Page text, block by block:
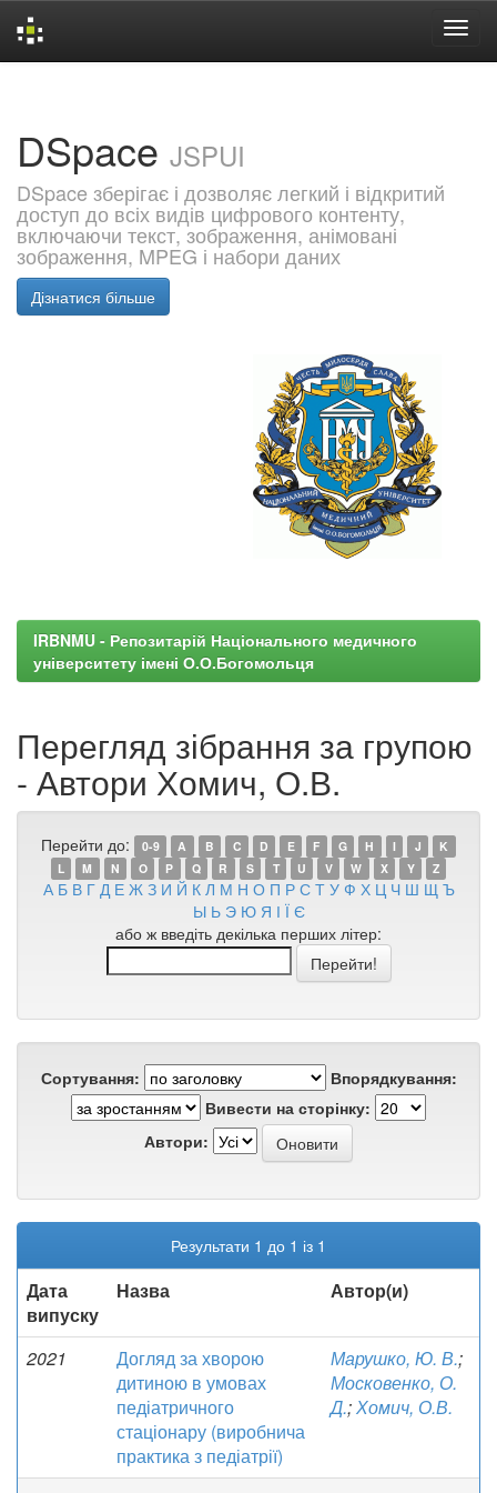
DSpace JSPUI
DSpace зберігає і дозволяє легкий і відкритий
доступ до всіх видів цифрового контенту,
включаючи текст, зображення, анімовані
зображення, MPEG і набори даних
Дізнатися більше
IRBNMU - Репозитарій Національного медичного
університету імені О.О.Богомольця
Перегляд зібрання за групою
- Автори Хомич, О.В.
Перейти до: 0-9 A B C D E F G H I J
K
L
M N O P Q R S T U V W X Y Z
А Б В Г Д Е Ж З И Й К Л М Н О П Р С Т У Ф Х Ц Ч Ш Щ Ъ
Ы Ь Э Ю Я І Ї Є
або ж введіть декілька перших літер:
Сортування:
Впорядкування:
Вивести на сторінку:
Автори:
Результати 1 до 1 із 1
Дата
випуску
Назва Автор(и)
2021
Догляд за хворою
дитиною в умовах
педіатричного
стаціонару (виробнича
практика з педіатрії)
Марушко, Ю. В.;
Московенко, О.
Д.;Хомич, О.В.